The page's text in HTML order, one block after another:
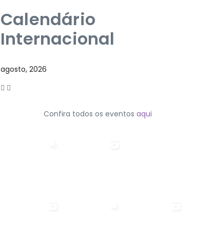
Calendário
Internacional
agosto, 2026
Confira todos os eventos aqui